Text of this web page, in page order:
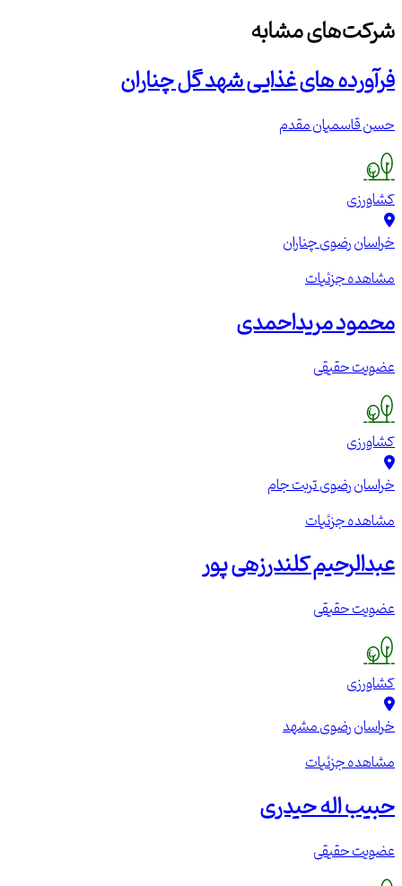
شرکت‌های مشابه
فرآورده های غذایی شهد گل چناران
حسن قاسمیان مقدم
کشاورزی
خراسان رضویچناران
مشاهده جزئیات
محمود مریداحمدی
عضویت حقیقی
کشاورزی
خراسان رضویتربت جام
مشاهده جزئیات
عبدالرحیم کلندرزهی پور
عضویت حقیقی
کشاورزی
خراسان رضویمشهد
مشاهده جزئیات
حبیب اله حیدری
عضویت حقیقی